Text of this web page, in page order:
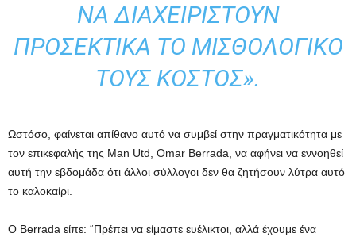
ΝΑ ΔΙΑΧΕΙΡΙΣΤΟΎΝ
ΠΡΟΣΕΚΤΙΚΆ ΤΟ ΜΙΣΘΟΛΟΓΙΚΌ
ΤΟΥΣ ΚΌΣΤΟΣ».
Ωστόσο, φαίνεται απίθανο αυτό να συμβεί στην πραγματικότητα με
τον επικεφαλής της Man Utd, Omar Berrada, να αφήνει να εννοηθεί
αυτή την εβδομάδα ότι άλλοι σύλλογοι δεν θα ζητήσουν λύτρα αυτό
το καλοκαίρι.
Ο Berrada είπε: “Πρέπει να είμαστε ευέλικτοι, αλλά έχουμε ένα